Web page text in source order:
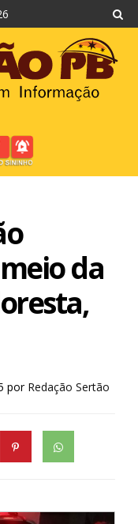
da
por Redação Sertão